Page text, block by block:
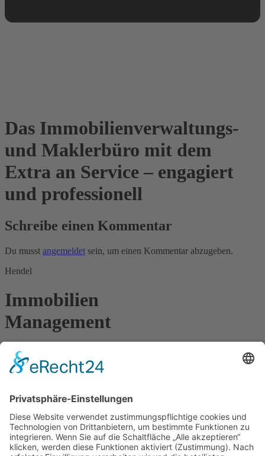
Das Immobilienverwaltungs-
und Maklerbüro mit dem
Extra an Service – engagiert
und professionell
Schreibe einen Kommentar
Du musst angemeldet sein, um einen Kommentar abzugeben.
Hendel
Immobilien
Management
Postadresse
Mainzer Straße 42
65185 Wiesbaden
Büroadresse
Langenbeckstraße 3